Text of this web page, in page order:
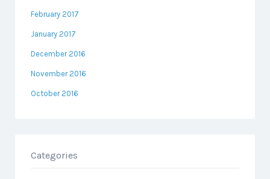
February 2017
January 2017
December 2016
November 2016
October 2016
Categories